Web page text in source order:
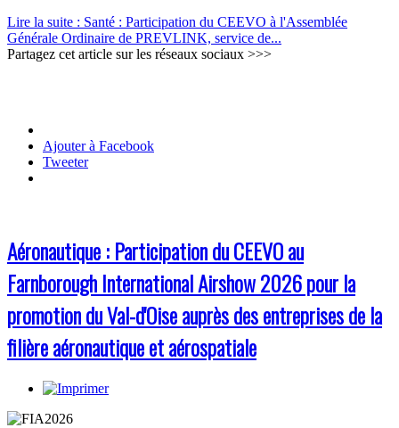
Lire la suite : Santé : Participation du CEEVO à l'Assemblée
Générale Ordinaire de PREVLINK, service de...
Partagez cet article sur les réseaux sociaux >>>
Ajouter à Facebook
Tweeter
Aéronautique : Participation du CEEVO au
Farnborough International Airshow 2026 pour la
promotion du Val-d'Oise auprès des entreprises de la
filière aéronautique et aérospatiale